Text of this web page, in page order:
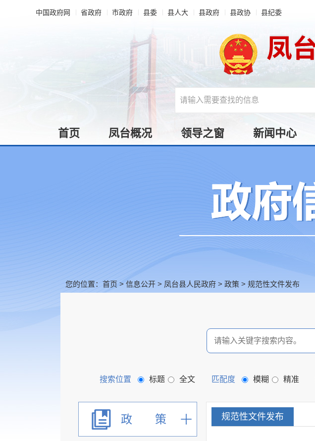
中国政府网 省政府 市政府 县委 县人大 县政府 县政协 县纪委
首页 凤台概况 领导之窗 新闻中心
您的位置： 首页 > 信息公开 > 凤台县人民政府 > 政策 > 规范性文件发布
搜索位置 标题 全文 匹配度 模糊 精准
政 策 规范性文件发布